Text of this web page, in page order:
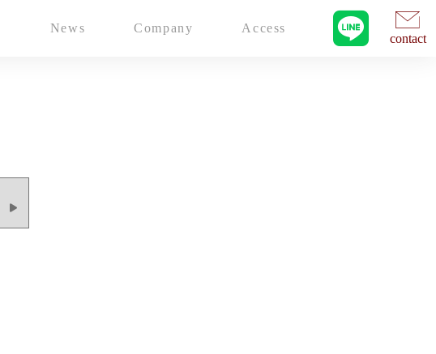
News Company Access
contact